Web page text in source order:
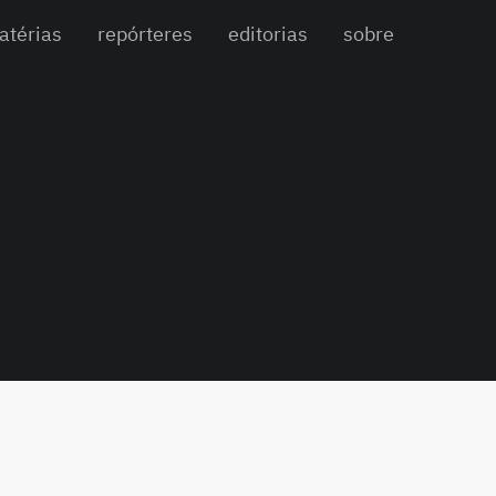
repórteres editorias sobre